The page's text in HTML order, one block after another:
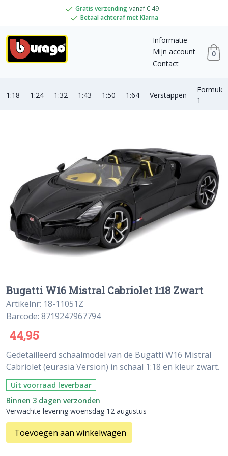
Gratis verzending vanaf € 49
Betaal achteraf met Klarna
Informatie
Mijn account
Contact
0
1:18 1:24 1:32 1:43 1:50 1:64 Verstappen
Formule
1
Bugatti W16 Mistral Cabriolet 1:18 Zwart
Artikelnr: 18-11051Z
Barcode: 8719247967794
44,95
Gedetailleerd schaalmodel van de Bugatti W16 Mistral
Cabriolet (eurasia Version) in schaal 1:18 en kleur zwart.
Uit voorraad leverbaar
Binnen 3 dagen verzonden
Verwachte levering woensdag 12 augustus
Toevoegen aan winkelwagen